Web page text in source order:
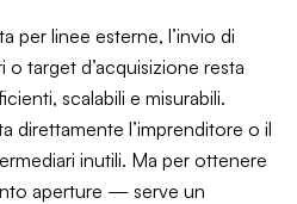
per linee esterne, l’invio di
target d’acquisizione resta
scalabili e misurabili.
direttamente l’imprenditore o il
inutili. Ma per ottenere
aperture — serve un